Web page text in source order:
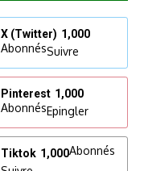
X (Twitter) 1,000
AbonnésSuivre
Pinterest 1,000
AbonnésEpingler
Tiktok 1,000Abonnés